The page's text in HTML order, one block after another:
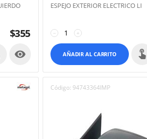
$355

ESPEJO EXTERIOR ELECTRICO LI
+
−
AÑADIR AL CARRITO
Código: 94743364IMP